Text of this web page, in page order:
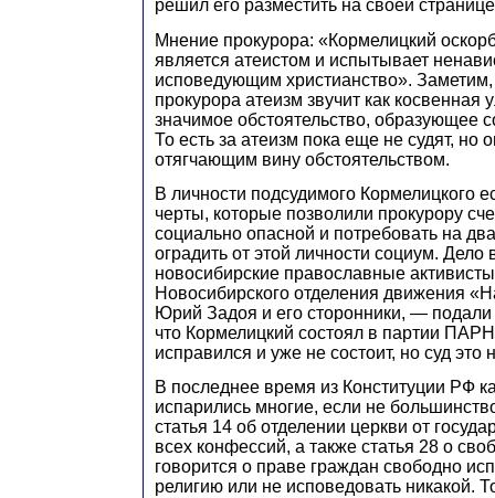
решил его разместить на своей
Мнение прокурора: «Кормелицкий
является атеистом и испытывает
исповедующим христианство».
прокурора атеизм звучит как косвенная
значимое обстоятельство, образующее
То есть за атеизм пока еще не судят, но
отягчающим вину обстоятельством.
В личности подсудимого Кормелицкого
черты, которые позволили прокурору
социально опасной и потребовать на
оградить от этой личности социум.
новосибирские православные
Новосибирского отделения движения
Юрий Задоя и его сторонники, — подали
что Кормелицкий состоял в партии
исправился и уже не состоит, но суд это
В последнее время из Конституции РФ
испарились многие, если не
статья 14 об отделении церкви от
всех конфессий, а также статья 28 о
говорится о праве граждан свободно
религию или не исповедовать никакой.